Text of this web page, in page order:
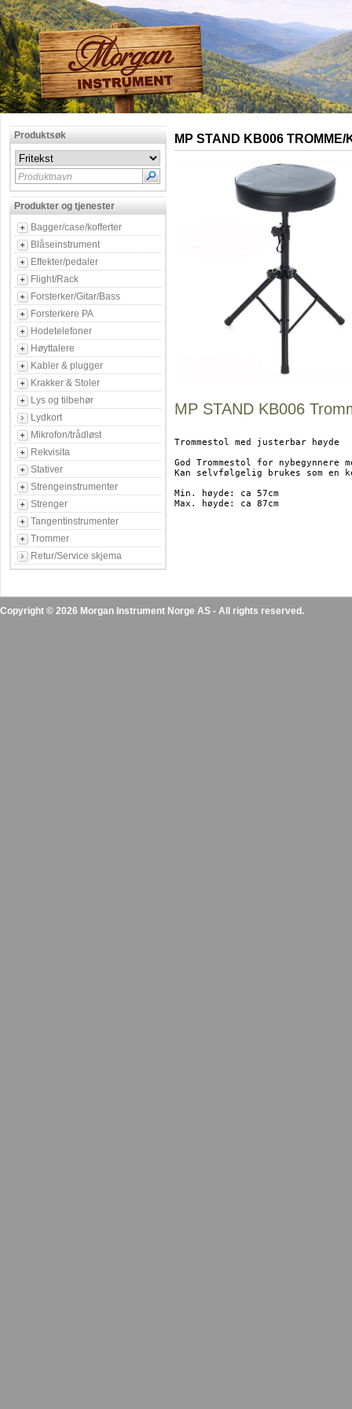
Produktsøk
Produktnavn
Produkter og tjenester
Bagger/case/kofferter
Blåseinstrument
Effekter/pedaler
Flight/Rack
Forsterker/Gitar/Bass
Forsterkere PA
Hodetelefoner
Høyttalere
Kabler & plugger
Krakker & Stoler
Lys og tilbehør
Lydkort
Mikrofon/trådløst
Rekvisita
Stativer
Strengeinstrumenter
Strenger
Tangentinstrumenter
Trommer
Retur/Service skjema
MP STAND KB006
MP STAND KB006
Trommestol med justerbar høyde
God Trommestol for
Kan selvfølgelig brukes som en
Min. høyde: ca 57cm
Max. høyde: ca 87cm
Copyright © 2026 Morgan Instrument Norge AS - All rights reserved.